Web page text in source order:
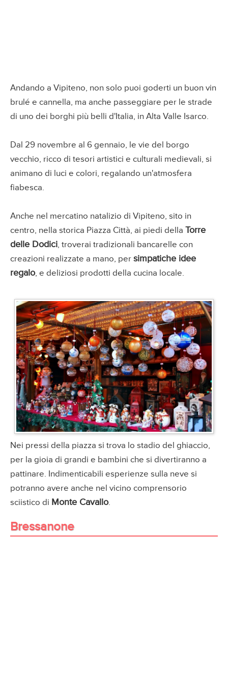
Andando a Vipiteno, non solo puoi goderti un buon vin
brulé e cannella, ma anche passeggiare per le strade
di uno dei borghi più belli d'Italia, in Alta Valle Isarco.
Dal 29 novembre al 6 gennaio, le vie del borgo
vecchio, ricco di tesori artistici e culturali medievali, si
animano di luci e colori, regalando un'atmosfera
fiabesca.
Anche nel mercatino natalizio di Vipiteno, sito in
centro, nella storica Piazza Città, ai piedi della Torre
delle Dodici, troverai tradizionali bancarelle con
creazioni realizzate a mano, per simpatiche idee
regalo, e deliziosi prodotti della cucina locale.
Nei pressi della piazza si trova lo stadio del ghiaccio,
per la gioia di grandi e bambini che si divertiranno a
pattinare. Indimenticabili esperienze sulla neve si
potranno avere anche nel vicino comprensorio
sciistico di Monte Cavallo.
Bressanone